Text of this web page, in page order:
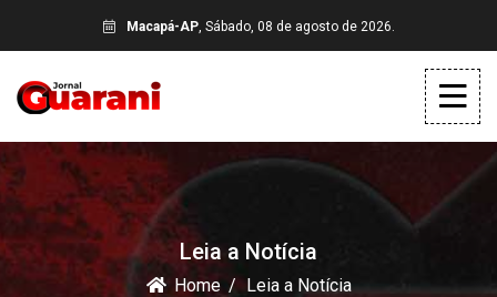
Macapá-AP, Sábado, 08 de agosto de 2026.
Leia a Notícia
Home Leia a Notícia